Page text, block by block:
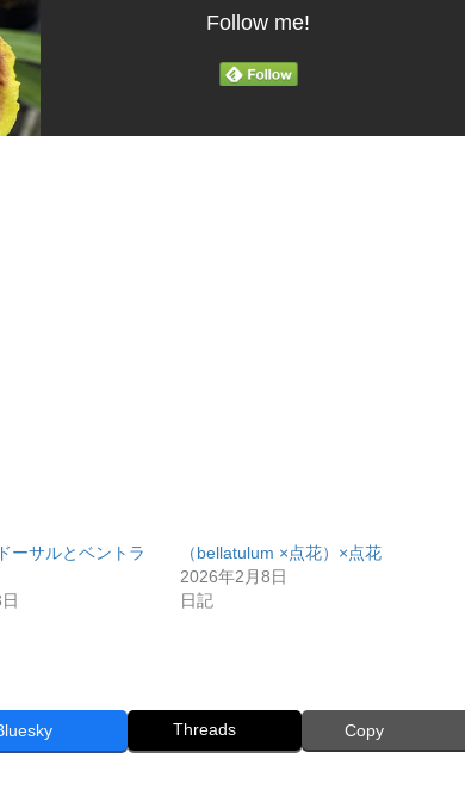
Follow me!
ーサルとベントラ
（bellatulum ×点花）×点花
2026年2月8日
日記
Threads Copy